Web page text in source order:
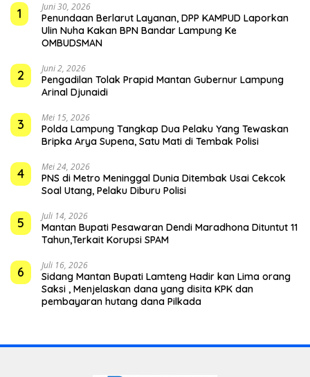
1
Juni 30, 2026
Penundaan Berlarut Layanan, DPP KAMPUD Laporkan
Ulin Nuha Kakan BPN Bandar Lampung Ke
OMBUDSMAN
2 Juni 2, 2026
Pengadilan Tolak Prapid Mantan Gubernur Lampung
Arinal Djunaidi
3 Mei 15, 2026
Polda Lampung Tangkap Dua Pelaku Yang Tewaskan
Bripka Arya Supena, Satu Mati di Tembak Polisi
4 Mei 24, 2026
PNS di Metro Meninggal Dunia Ditembak Usai Cekcok
Soal Utang, Pelaku Diburu Polisi
5 Juli 14, 2026
Mantan Bupati Pesawaran Dendi Maradhona Dituntut 11
Tahun,Terkait Korupsi SPAM
6 Juli 16, 2026
Sidang Mantan Bupati Lamteng Hadir kan Lima orang
Saksi , Menjelaskan dana yang disita KPK dan
pembayaran hutang dana Pilkada